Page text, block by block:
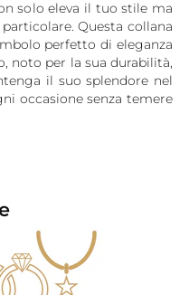
solo eleva il tuo stile ma
Questa collana
perfetto di eleganza
noto per la sua durabilità,
il suo splendore nel
occasione senza temere